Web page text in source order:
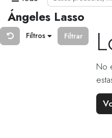
Ángeles Lasso
Filtros Filtrar
No